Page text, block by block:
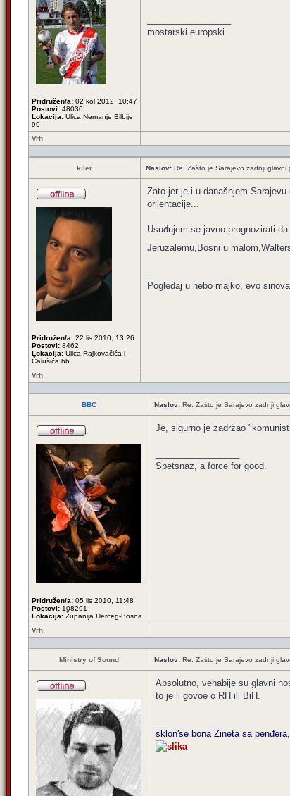
Pridružen/a: 02 kol 2012, 10:47
Postovi: 48030
Lokacija: Ulica Nemanje Bilbije
99
mostarski europski
Vrh
kiler Naslov: Re: Zašto je Sarajevo zadnji
Pridružen/a: 22 lis 2010, 13:26
Postovi: 8462
Lokacija: Ulica Rajkovačića i
Čalušića bb
Zato jer je i u današnjem
orijentacije...
Usuđujem se javno prognozirati
Jeruzalemu,Bosni u
Pogledaj u nebo majko, evo
Vrh
BBC Naslov: Re: Zašto je Sarajevo zadnji
Pridružen/a: 05 lis 2010, 11:48
Postovi: 108291
Lokacija: Županija Herceg-Bosna
Je, sigurno je zadržao
Spetsnaz, a force for good.
Vrh
Ministry of Sound Naslov: Re: Zašto je Sarajevo zadnji
Apsolutno, vehabije su glavni
to je li govoe o RH ili BiH.
sklon'se bona Zineta sa